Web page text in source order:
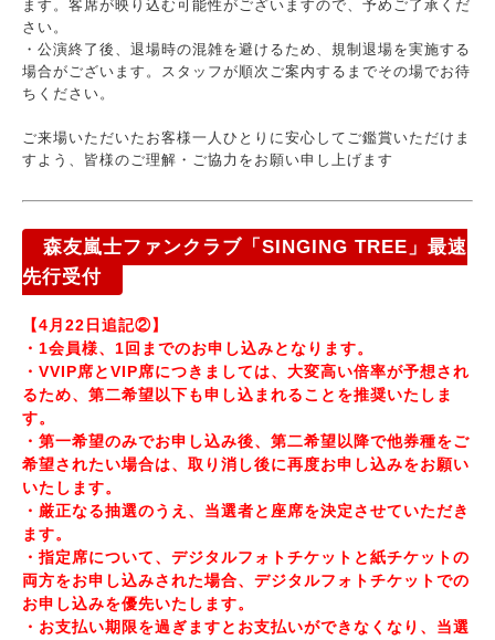
ます。客席が映り込む可能性がございますので、予めご了承くだ
さい。
・公演終了後、退場時の混雑を避けるため、規制退場を実施する
場合がございます。スタッフが順次ご案内するまでその場でお待
ちください。
ご来場いただいたお客様一人ひとりに安心してご鑑賞いただけま
すよう、皆様のご理解・ご協力をお願い申し上げます
森友嵐士ファンクラブ「SINGING TREE」最速
先行受付
【4月22日追記②】
・1会員様、1回までのお申し込みとなります。
・VVIP席とVIP席につきましては、大変高い倍率が予想され
るため、第二希望以下も申し込まれることを推奨いたしま
す。
・第一希望のみでお申し込み後、第二希望以降で他券種をご
希望されたい場合は、取り消し後に再度お申し込みをお願い
いたします。
・厳正なる抽選のうえ、当選者と座席を決定させていただき
ます。
・指定席について、デジタルフォトチケットと紙チケットの
両方をお申し込みされた場合、デジタルフォトチケットでの
お申し込みを優先いたします。
・お支払い期限を過ぎますとお支払いができなくなり、当選